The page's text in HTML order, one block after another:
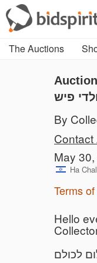
The Auctions
By
May
Ha
Terms
Hello